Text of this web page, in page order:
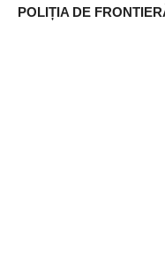
POLIȚIA DE